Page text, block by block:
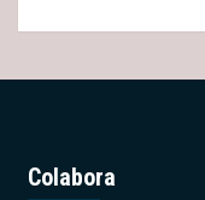
Colabora